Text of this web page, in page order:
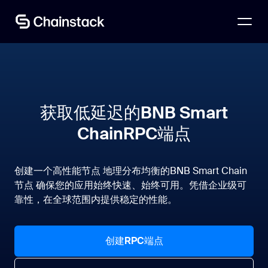
获取低延迟的BNB Smart
ChainRPC端点
创建一个高性能节点 地理分布均衡的BNB Smart Chain
节点 确保您的应用始终快速、始终可用。凭借企业级可
靠性，在全球范围内提供稳定的性能。
创建RPC端点